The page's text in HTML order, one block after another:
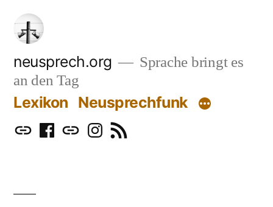
Zum
Inhalt
springen
neusprech.org
Sprache bringt es
an den Tag
Lexikon Neusprechfunk
MastodonFacebook
BlueskyInstagram
RSS